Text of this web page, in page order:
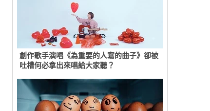
創作歌手演唱《為重要的人寫的曲子》卻被
吐槽何必拿出來唱給大家聽？